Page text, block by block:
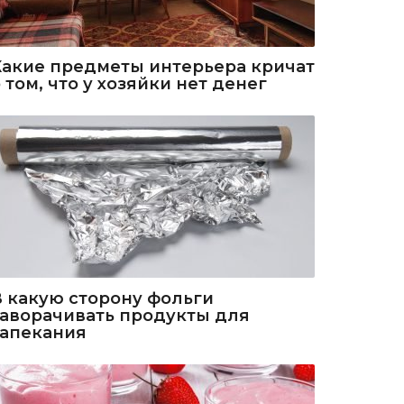
предметы интерьера кричат
том, что у хозяйки нет денег
какую сторону фольги
продукты для